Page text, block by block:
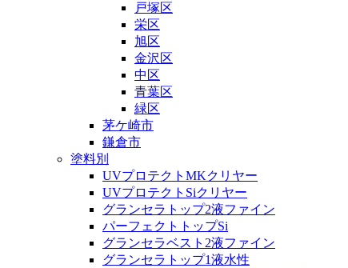
戸塚区
栄区
旭区
金沢区
中区
青葉区
緑区
茅ケ崎市
鎌倉市
塗料別
UVプロテクトMKクリヤー
UVプロテクトSiクリヤー
グランセラトップ2液ファイン
パーフェクトトップSi
グランセラベスト2液ファイン
グランセラトップ1液水性